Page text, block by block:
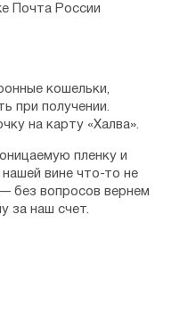
Почта России
кошельки,
при получении.
на карту «Халва».
пленку и
вине что-то не
без вопросов вернем
за наш счет.